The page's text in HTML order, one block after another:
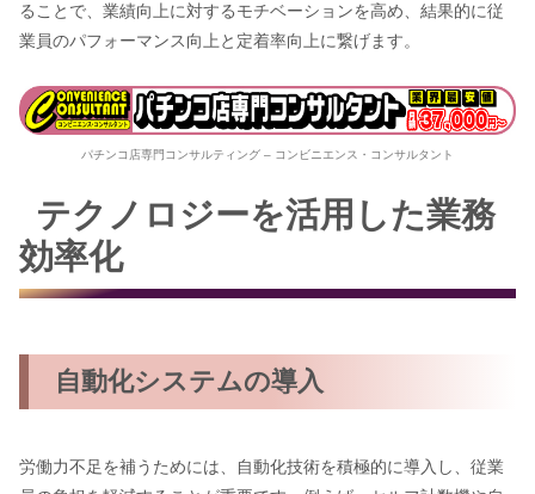
ることで、業績向上に対するモチベーションを高め、結果的に従
業員のパフォーマンス向上と定着率向上に繋げます。
パチンコ店専門コンサルティング – コンビニエンス・コンサルタント
テクノロジーを活用した業務
効率化
自動化システムの導入
労働力不足を補うためには、自動化技術を積極的に導入し、従業